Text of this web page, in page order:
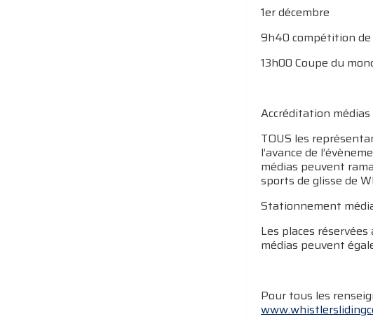
1er décembre
9h40 compétition
13h00 Coupe du
Accréditation
TOUS les
l’avance de
médias peuvent
sports de glisse de
Stationnement
Les places
médias peuvent
Pour tous les